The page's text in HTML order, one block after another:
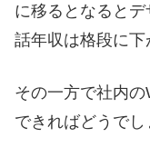
に移るとなると
話年収は格段に下
その一方で社内
できればどうでし